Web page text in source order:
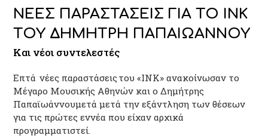
ΝΕΕΣ ΠΑΡΑΣΤΑΣΕΙΣ ΓΙΑ ΤΟ ΙΝΚ
ΤΟΥ ΔΗΜΗΤΡΗ ΠΑΠΑΙΩΑΝΝΟΥ
Και νέοι συντελεστές
Επτά νέες παραστάσεις του «ΙΝΚ» ανακοίνωσαν το
Μέγαρο Μουσικής Αθηνών και ο Δημήτρης
Παπαϊωάννουμετά μετά την εξάντληση των θέσεων
για τις πρώτες εννέα που είχαν αρχικά
προγραμματιστεί.